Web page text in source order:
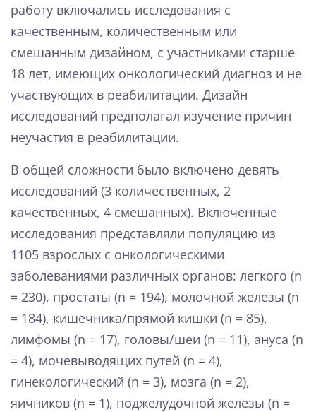
работу включались исследования с
качественным, количественным или
смешанным дизайном, с участниками старше
18 лет, имеющих онкологический диагноз и не
участвующих в реабилитации. Дизайн
исследований предполагал изучение причин
неучастия в реабилитации.
В общей сложности было включено девять
исследований (3 количественных, 2
качественных, 4 смешанных). Включенные
исследования представляли популяцию из
1105 взрослых с онкологическими
заболеваниями различных органов: легкого (n
= 230), простаты (n = 194), молочной железы (n
= 184), кишечника/прямой кишки (n = 85),
лимфомы (n = 17), головы/шеи (n = 11), ануса (n
= 4), мочевыводящих путей (n = 4),
гинекологический (n = 3), мозга (n = 2),
яичников (n = 1), поджелудочной железы (n =